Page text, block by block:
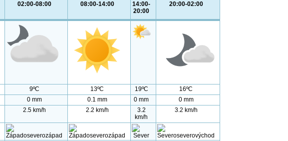
02:00-08:00 08:00-14:00
14:00-
20:00
20:00-02:00
9ºC 13ºC 19ºC
16ºC
0 mm 0.1 mm 0 mm
0 mm
2.5 km/h 2.2 km/h
3.2
km/h
3.2 km/h